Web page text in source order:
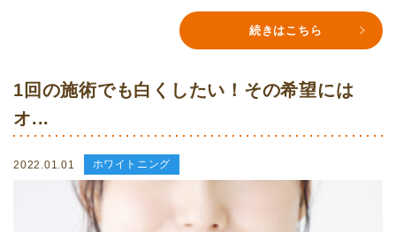
続きはこちら
1回の施術でも白くしたい！その希望には
オ...
2022.01.01 ホワイトニング